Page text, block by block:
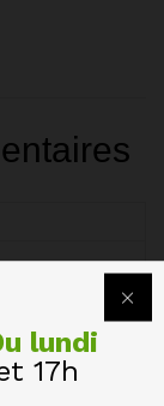
lundi
17h